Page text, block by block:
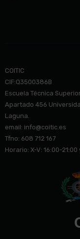
COITIC
CIF:Q3500386B
Escuela Técnica
Apartado 456
Laguna.
email: info@coitic.es
Tfno: 608 712 167
Horario: X-V: 16:00-